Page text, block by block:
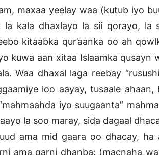
maxaa yeelay waa (kutub iyo
la kala dhaxlayo la sii qorayo, la
kitaabka qur’aanka oo ah
kuwa aan xitaa Islaamka
Waa dhaxal laga reebay
loo aayay, tusaale
iyo suugaanta”
la soo maray, sida dagaal
ama mid gaara oo dhacay,
ama qarni dhanba: (macnaha